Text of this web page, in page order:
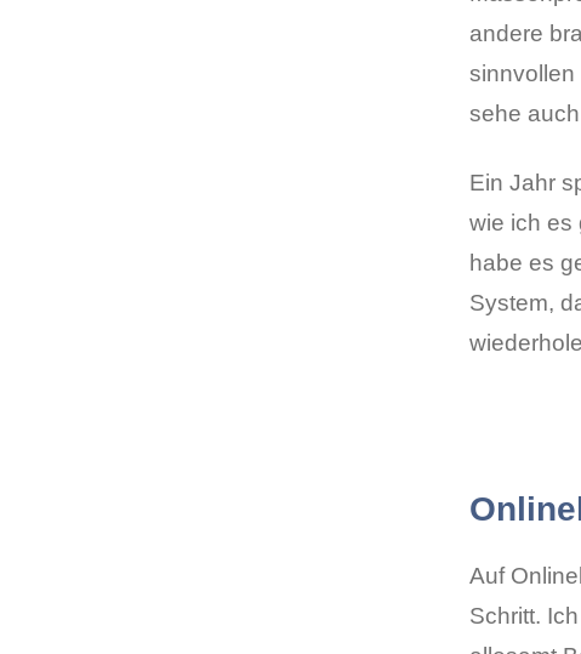
andere
sinnvollen
sehe
Ein Jahr
wie ich es
habe es
System,
Auf
Schritt.